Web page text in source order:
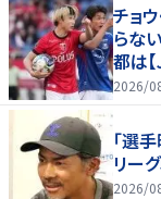
チョ
らな
都は
2026/
「選
リー
2026/